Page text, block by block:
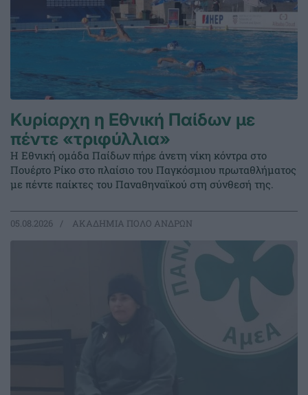
Κυρίαρχη η Εθνική Παίδων με
πέντε «τριφύλλια»
Η Εθνική ομάδα Παίδων πήρε άνετη νίκη κόντρα στο
Πουέρτο Ρίκο στο πλαίσιο του Παγκόσμιου πρωταθλήματος
με πέντε παίκτες του Παναθηναϊκού στη σύνθεσή της.
05.08.2026 ΑΚΑΔΗΜΙΑ ΠΟΛΟ ΑΝΔΡΩΝ